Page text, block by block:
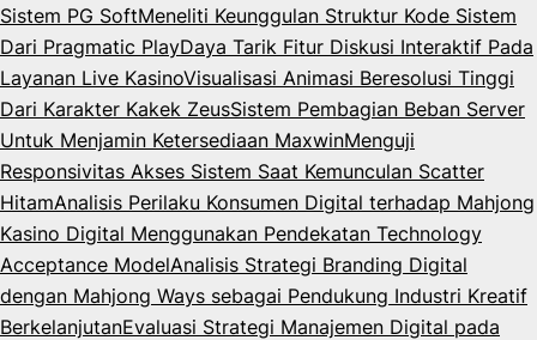
Sistem PG SoftMeneliti Keunggulan Struktur Kode Sistem
Dari Pragmatic PlayDaya Tarik Fitur Diskusi Interaktif Pada
Layanan Live KasinoVisualisasi Animasi Beresolusi Tinggi
Dari Karakter Kakek ZeusSistem Pembagian Beban Server
Untuk Menjamin Ketersediaan MaxwinMenguji
Responsivitas Akses Sistem Saat Kemunculan Scatter
HitamAnalisis Perilaku Konsumen Digital terhadap Mahjong
Kasino Digital Menggunakan Pendekatan Technology
Acceptance ModelAnalisis Strategi Branding Digital
dengan Mahjong Ways sebagai Pendukung Industri Kreatif
BerkelanjutanEvaluasi Strategi Manajemen Digital pada